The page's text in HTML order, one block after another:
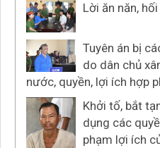
Lời ăn năn,
Tuyên án bị
do dân chủ
nước, quyền, lợi ích hợp
Khởi tố, bắt
dụng các
phạm lợi ích